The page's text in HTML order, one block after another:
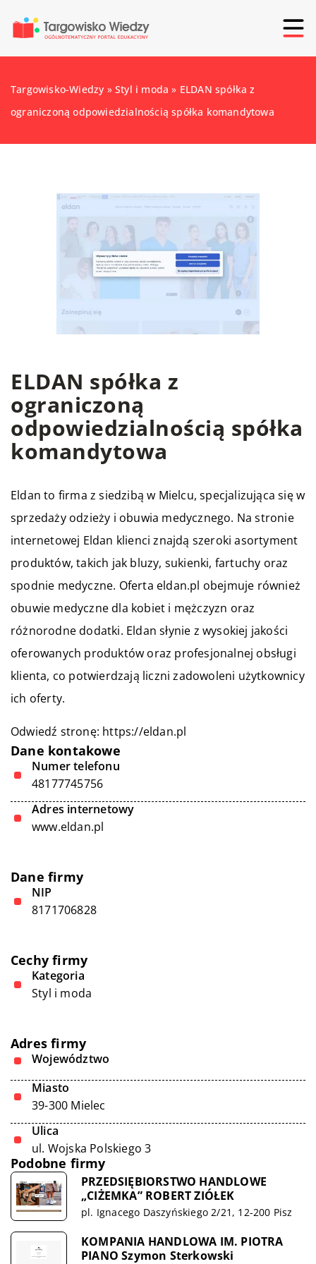
Targowisko-Wiedzy »Styl i moda » ELDAN spółka z
ograniczoną odpowiedzialnością spółka komandytowa
ELDAN spółka z
ograniczoną
odpowiedzialnością spółka
komandytowa
Eldan to firma z siedzibą w Mielcu, specjalizująca się w
sprzedaży odzieży i obuwia medycznego. Na stronie
internetowej Eldan klienci znajdą szeroki asortyment
produktów, takich jak bluzy, sukienki, fartuchy oraz
spodnie medyczne. Oferta eldan.pl obejmuje również
obuwie medyczne dla kobiet i mężczyzn oraz
różnorodne dodatki. Eldan słynie z wysokiej jakości
oferowanych produktów oraz profesjonalnej obsługi
klienta, co potwierdzają liczni zadowoleni użytkownicy
ich oferty.
Odwiedź stronę: https://eldan.pl
Dane kontakowe
Numer telefonu
48177745756
Adres internetowy
www.eldan.pl
Dane firmy
NIP
8171706828
Cechy firmy
Kategoria
Styl i moda
Adres firmy
Województwo
Miasto
39-300 Mielec
Ulica
ul. Wojska Polskiego 3
Podobne firmy
PRZEDSIĘBIORSTWO HANDLOWE
„CIŻEMKA” ROBERT ZIÓŁEK
pl. Ignacego Daszyńskiego 2/21, 12-200 Pisz
KOMPANIA HANDLOWA IM. PIOTRA
PIANO Szymon Sterkowski